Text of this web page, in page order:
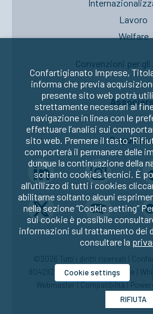
Lavoro
Welfare
Convenzioni per
Seguici
©2026 Tutti i diritti riservati |
80429270582 |Privacy|Cookie
Webmaster|Compatibilità|
Confartigianato Imprese,
informa che previa
presente sito web potrà
strettamente necessari al
navigazione in linea con le
effettuare l’analisi sui
sito web. Premere il tasto
comporterà il permanere delle
dunque la continuazione della
soltanto cookies tecnici. È
all’utilizzo di tutti i cookies
abilitarne soltanto alcuni
nella sezione “Cookie setting”
sui cookie è possibile
informazioni sul trattamento dei
consultare la
Cookie settings
RIFIUTA